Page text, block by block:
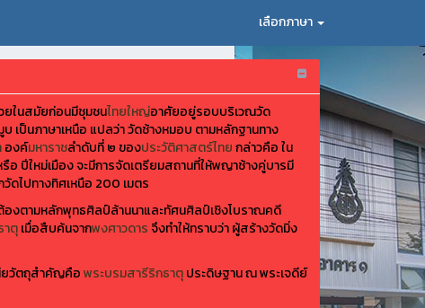
เลือกภาษา
ในสมัยก่อนมีชุมชนไทยใหญ่อาศัยอยู่รอบบริเวณวัด
เป็นภาษาเหนือ แปลว่า วัดช้างหมอบ ตามหลักฐานทาง
องค์มหาราชลำดับที่ ๒ ของประวัติศาสตร์ไทยกล่าวคือ ใน
อ ปีใหม่เมือง จะมีการจัดเตรียมสถานที่ให้พญาช้างคู่บารมี
ดไปทางทิศเหนือ 200 เมตร
องตามหลักพุทธศิลป์ล้านนาและทัศนศิลป์เชิงโบราณคดี
าตุเมื่อสืบค้นจากพงศาวดารจึงทำให้ทราบว่า ผู้สร้างวัดมิ่ง
ยวัตถุสำคัญคือพระบรมสารีริกธาตุประดิษฐาน ณ พระเจดีย์